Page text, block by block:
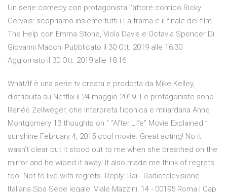
Un serie comedy con protagonista l'attore comico Ricky
Gervais: scopriamo insieme tutti i La trama e il finale del film
The Help con Emma Stone, Viola Davis e Octavia Spencer Di
Giovanni Macchi Pubblicato il 30 Ott. 2019 alle 16:30
Aggiornato il 30 Ott. 2019 alle 18:16
What/If è una serie tv creata e prodotta da Mike Kelley,
distribuita su Netflix il 24 maggio 2019. Le protagoniste sono
Renée Zellweger, che interpreta l’iconica e miliardaria Anne
Montgomery 13 thoughts on “ “After.Life” Movie Explained ”
sunshine February 4, 2015 cool movie. Great acting! No it
wasn’t clear but it stood out to me when she breathed on the
mirror and he wiped it away. It also made me think of regrets
too. Not to live with regrets. Reply. Rai - Radiotelevisione
Italiana Spa Sede legale: Viale Mazzini, 14 - 00195 Roma | Cap.